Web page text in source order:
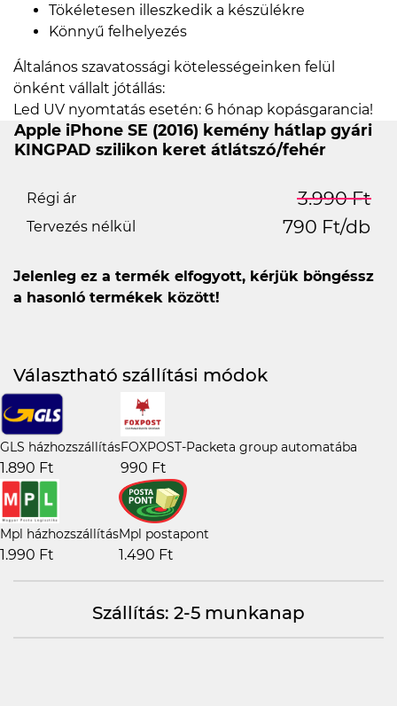
Tökéletesen illeszkedik a készülékre
Könnyű felhelyezés
Általános szavatossági kötelességeinken felül
önként vállalt jótállás:
Led UV nyomtatás esetén: 6 hónap kopásgarancia!
Apple iPhone SE (2016) kemény hátlap gyári
KINGPAD szilikon keret átlátszó/fehér
Régi ár 3.990 Ft
Tervezés nélkül 790 Ft/db
Jelenleg ez a termék elfogyott, kérjük böngéssz
a hasonló termékek között!
Választható szállítási módok
GLS házhozszállítás
1.890 Ft
FOXPOST-Packeta group automatába
990 Ft
Mpl házhozszállítás
1.990 Ft
Mpl postapont
1.490 Ft
Szállítás: 2-5 munkanap